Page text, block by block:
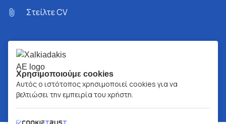
Στείλτε CV
Χρησιμοποιούμε cookies
Αυτός ο ιστότοπος χρησιμοποιεί cookies για να
βελτιώσει την εμπειρία του χρήστη.